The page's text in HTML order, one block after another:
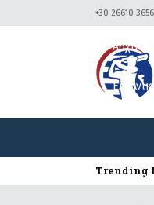
+30 26610
Αρχική
Αρχική
Ελληνικά
Trending